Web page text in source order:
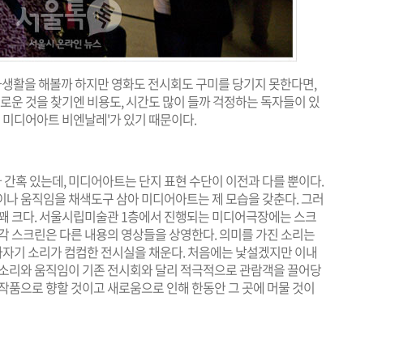
활을 해볼까 하지만 영화도 전시회도 구미를 당기지 못한다면,
운 것을 찾기엔 비용도, 시간도 많이 들까 걱정하는 독자들이 있
디어아트 비엔날레'가 있기 때문이다.
혹 있는데, 미디어아트는 단지 표현 수단이 이전과 다를 뿐이다.
움직임을 채색도구 삼아 미디어아트는 제 모습을 갖춘다. 그러
크다. 서울시립미술관 1층에서 진행되는 미디어극장에는 스크
스크린은 다른 내용의 영상들을 상영한다. 의미를 가진 소리는
기 소리가 컴컴한 전시실을 채운다. 처음에는 낯설겠지만 이내
리와 움직임이 기존 전시회와 달리 적극적으로 관람객을 끌어당
품으로 향할 것이고 새로움으로 인해 한동안 그 곳에 머물 것이